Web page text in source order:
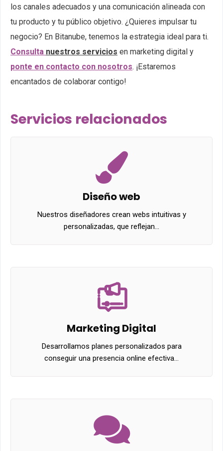
los canales adecuados y una comunicación alineada con
tu producto y tu público objetivo. ¿Quieres impulsar tu
negocio? En Bitanube, tenemos la estrategia ideal para ti.
Consulta nuestros servicios en marketing digital y
ponte en contacto con nosotros. ¡Estaremos
encantados de colaborar contigo!
Servicios relacionados
Diseño web
Nuestros diseñadores crean webs intuitivas y
personalizadas, que reflejan…
Marketing Digital
Desarrollamos planes personalizados para
conseguir una presencia online efectiva…